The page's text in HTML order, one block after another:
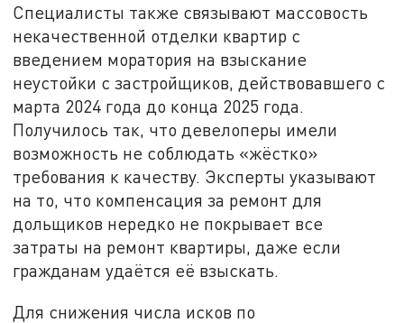
Специалисты также связывают массовость
некачественной отделки квартир с
введением моратория на взыскание
неустойки с застройщиков, действовавшего с
марта 2024 года до конца 2025 года.
Получилось так, что девелоперы имели
возможность не соблюдать «жёстко»
требования к качеству. Эксперты указывают
на то, что компенсация за ремонт для
дольщиков нередко не покрывает все
затраты на ремонт квартиры, даже если
гражданам удаётся её взыскать.
Для снижения числа исков по